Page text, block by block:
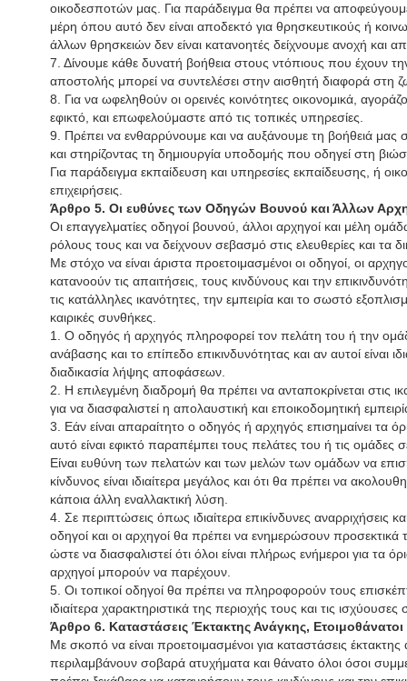
οικοδεσποτών μας. Για παράδειγμα θα πρέπει να
μέρη όπου αυτό δεν είναι αποδεκτό για θρησκευτικούς ή
άλλων θρησκειών δεν είναι κατανοητές δείχνουμε ανοχή και
7. Δίνουμε κάθε δυνατή βοήθεια στους ντόπιους που έχουν
αποστολής μπορεί να συντελέσει στην αισθητή διαφορά
8. Για να ωφεληθούν οι ορεινές κοινότητες οικονομικά,
εφικτό, και επωφελούμαστε από τις τοπικές υπηρεσίες.
9. Πρέπει να ενθαρρύνουμε και να αυξάνουμε τη βοήθειά μας
και στηρίζοντας τη δημιουργία υποδομής που οδηγεί στη
Για παράδειγμα εκπαίδευση και υπηρεσίες εκπαίδευσης, ή
επιχειρήσεις.
Άρθρο 5. Οι ευθύνες των Οδηγών Βουνού και Άλλων
Οι επαγγελματίες οδηγοί βουνού, άλλοι αρχηγοί και μέλη
ρόλους τους και να δείχνουν σεβασμό στις ελευθερίες και
Με στόχο να είναι άριστα προετοιμασμένοι οι οδηγοί, οι
κατανοούν τις απαιτήσεις, τους κινδύνους και την
τις κατάλληλες ικανότητες, την εμπειρία και το σωστό
καιρικές συνθήκες.
1. Ο οδηγός ή αρχηγός πληροφορεί τον πελάτη του ή την
ανάβασης και το επίπεδο επικινδυνότητας και αν αυτοί είναι
διαδικασία λήψης αποφάσεων.
2. Η επιλεγμένη διαδρομή θα πρέπει να ανταποκρίνεται στις
για να διασφαλιστεί η απολαυστική και εποικοδομητική
3. Εάν είναι απαραίτητο ο οδηγός ή αρχηγός επισημαίνει τα
αυτό είναι εφικτό παραπέμπει τους πελάτες του ή τις ομάδες
Είναι ευθύνη των πελατών και των μελών των ομάδων να
κίνδυνος είναι ιδιαίτερα μεγάλος και ότι θα πρέπει να
κάποια άλλη εναλλακτική λύση.
4. Σε περιπτώσεις όπως ιδιαίτερα επικίνδυνες αναρριχήσεις
οδηγοί και οι αρχηγοί θα πρέπει να ενημερώσουν προσεκτικά
ώστε να διασφαλιστεί ότι όλοι είναι πλήρως ενήμεροι για τα
αρχηγοί μπορούν να παρέχουν.
5. Οι τοπικοί οδηγοί θα πρέπει να πληροφορούν τους
ιδιαίτερα χαρακτηριστικά της περιοχής τους και τις ισχύουσες
Άρθρο 6. Καταστάσεις Έκτακτης Ανάγκης, Ετοιμοθάνατοι
Με σκοπό να είναι προετοιμασμένοι για καταστάσεις
περιλαμβάνουν σοβαρά ατυχήματα και θάνατο όλοι όσοι